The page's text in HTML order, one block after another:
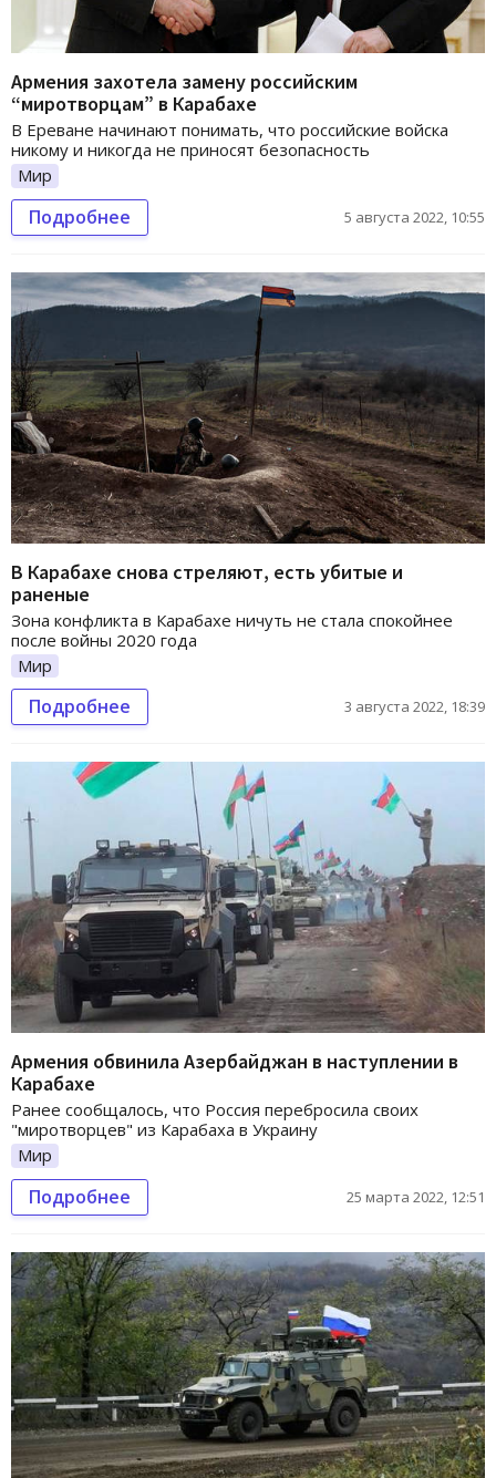
Армения захотела замену российским
“миротворцам” в Карабахе
В Ереване начинают понимать, что российские войска
никому и никогда не приносят безопасность
Мир
Подробнее 5 августа 2022, 10:55
В Карабахе снова стреляют, есть убитые и
раненые
Зона конфликта в Карабахе ничуть не стала спокойнее
после войны 2020 года
Мир
Подробнее 3 августа 2022, 18:39
Армения обвинила Азербайджан в наступлении в
Карабахе
Ранее сообщалось, что Россия перебросила своих
"миротворцев" из Карабаха в Украину
Мир
Подробнее 25 марта 2022, 12:51